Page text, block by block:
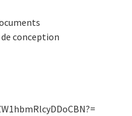
conception